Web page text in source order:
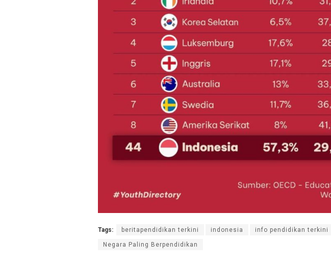
Tags: beritapendidikan terkini indonesia info pendidikan terkini
Negara Paling Berpendidikan